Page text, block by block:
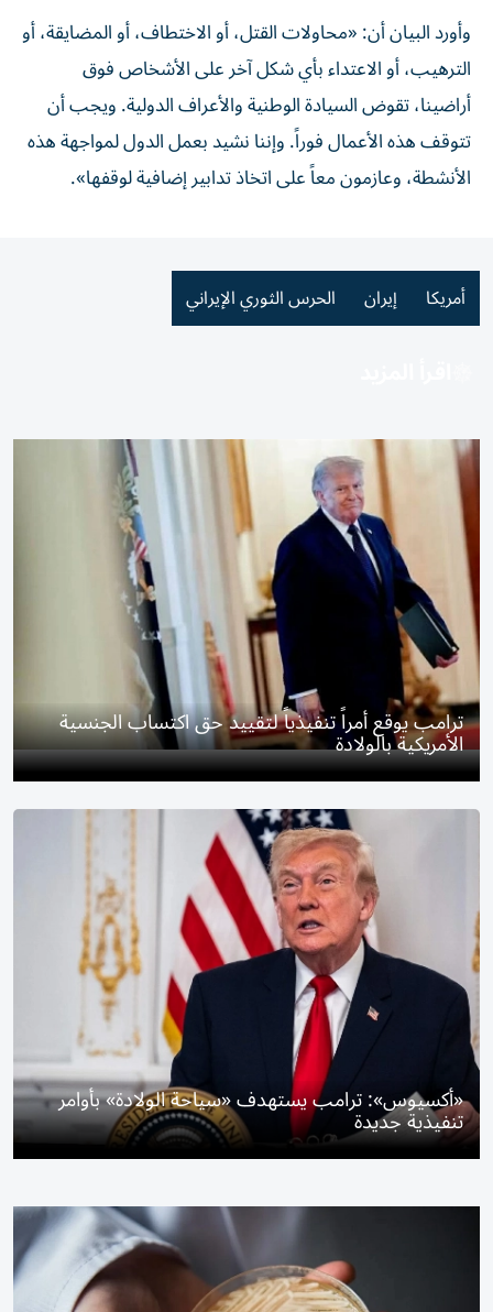
وأورد البيان أن: «محاولات القتل، أو الاختطاف، أو المضايقة، أو
الترهيب، أو الاعتداء بأي شكل آخر على الأشخاص فوق
أراضينا، تقوض السيادة الوطنية والأعراف الدولية. ويجب أن
تتوقف هذه الأعمال فوراً. وإننا نشيد بعمل الدول لمواجهة هذه
الأنشطة، وعازمون معاً على اتخاذ تدابير إضافية لوقفها».
أمريكا إيران الحرس الثوري الإيراني
ترامب يوقع أمراً تنفيذياً لتقييد حق اكتساب الجنسية
الأمريكية بالولادة
«أكسيوس»: ترامب يستهدف «سياحة الولادة» بأوامر
تنفيذية جديدة